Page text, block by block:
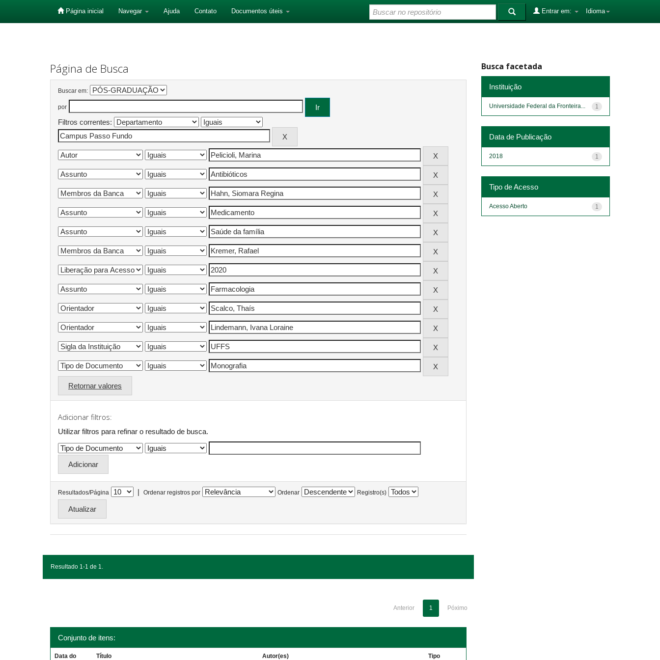
Página inicial Navegar Ajuda Contato Documentos úteis Idioma
Entrar em:
Página de Busca
Buscar em:
por
Filtros correntes:
Retornar valores
Adicionar filtros:
Utilizar filtros para refinar o resultado de busca.
Resultados/Página | Ordenar registros por Ordenar Registro(s)
Resultado 1-1 de 1.
Anterior 1 Póximo
Conjunto de itens:
Data do Título Autor(es) Tipo
Busca facetada
Instituição
1
Universidade Federal da Fronteira...
Data de Publicação
1
2018
Tipo de Acesso
1
Acesso Aberto